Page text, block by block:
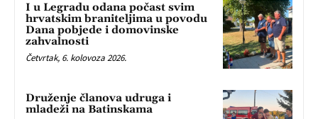
I u Legradu odana počast svim
hrvatskim braniteljima u povodu
Dana pobjede i domovinske
zahvalnosti
Četvrtak, 6. kolovoza 2026.
Druženje članova udruga i
mladeži na Batinskama